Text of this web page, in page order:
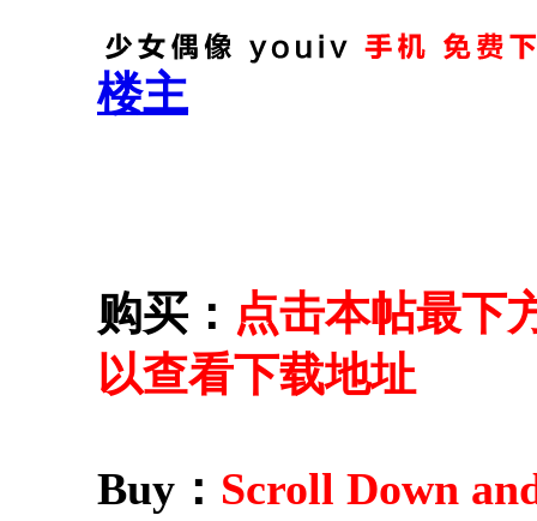
楼主
购买： 点击本帖最下
以查看下载地址
Buy： Scroll Down